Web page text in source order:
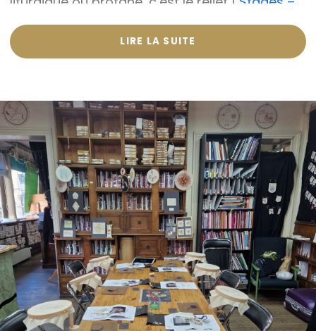
L’atelier du Bégonia d’or – broderie or sur
Rochefort
LIRE LA SUITE